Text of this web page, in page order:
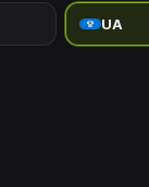
видеоигр.*
Меню
UA